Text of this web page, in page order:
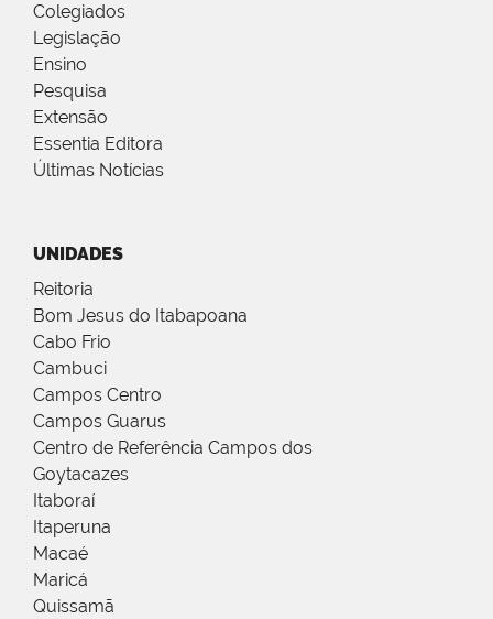
Colegiados
Legislação
Ensino
Pesquisa
Extensão
Essentia Editora
Últimas Notícias
UNIDADES
Reitoria
Bom Jesus do Itabapoana
Cabo Frio
Cambuci
Campos Centro
Campos Guarus
Centro de Referência Campos dos
Goytacazes
Itaboraí
Itaperuna
Macaé
Maricá
Quissamã